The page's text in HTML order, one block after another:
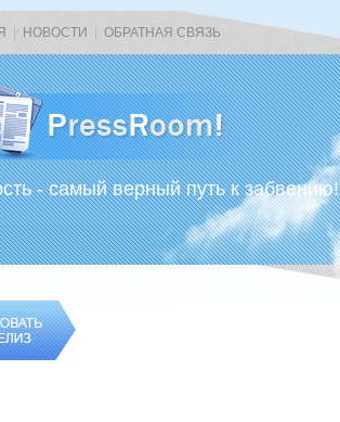
НОВОСТИ ОБРАТНАЯ СВЯЗЬ
- самый верный путь к